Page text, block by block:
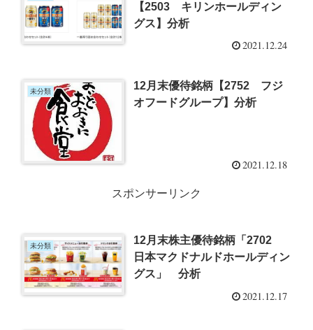
【2503 キリンホールディン
グス】分析
2021.12.24
未分類
12月末優待銘柄【2752 フジ
オフードグループ】分析
2021.12.18
スポンサーリンク
未分類
12月末株主優待銘柄「2702
日本マクドナルドホールディン
グス」 分析
2021.12.17